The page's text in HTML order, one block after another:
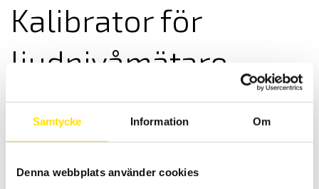
Samtycke Information Om
Denna webbplats använder cookies
Kalibrator för
ljudnivåmätare